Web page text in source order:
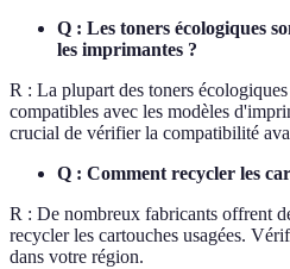
Q : Les toners écologiques
les imprimantes ?
R : La plupart des toners
compatibles avec les modèles
crucial de vérifier la compatibilité
Q : Comment recycler les
R : De nombreux fabricants offrent
recycler les cartouches usagées.
dans votre région.